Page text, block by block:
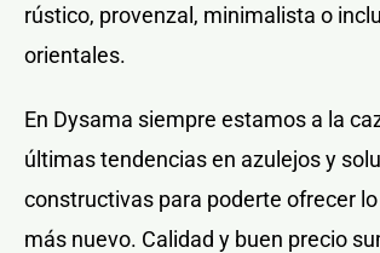
rústico, provenzal, minimalista o
orientales.
En Dysama siempre estamos a la
últimas tendencias en azulejos y
constructivas para poderte ofrecer
más nuevo. Calidad y buen precio